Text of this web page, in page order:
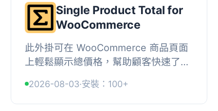
Single Product Total for
WooCommerce
此外掛可在 WooCommerce 商品頁面
上輕鬆顯示總價格，幫助顧客快速了解
, 【主要功能】 , • 支援單一、變數及分
組商品 ...
2026-08-03·安裝：100+